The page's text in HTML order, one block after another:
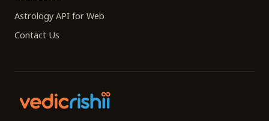
Astrology API for Web
Contact Us